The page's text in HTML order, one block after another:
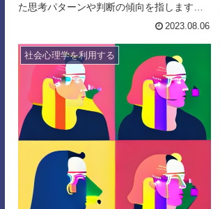
た思考パターンや判断の傾向を指します。
私たちは日常的に多くの情報にさらされて
おり、その情報を処理する際には、無意識
のうちに特定の思考パターンに従って判断
を下しています。しかし、この思考パター
ンには誤りや偏りが含まれることがありま
す。認知バイアスは、情報の選択、解釈、
記憶、判断に影響を与えます。例えば、確
証バイアスは、既存の信念や意見を裏付け
る情報を選択的に受け入れる傾向を指しま
す。これにより、私たちは自...
2023.08.06
社会心理学を利用する